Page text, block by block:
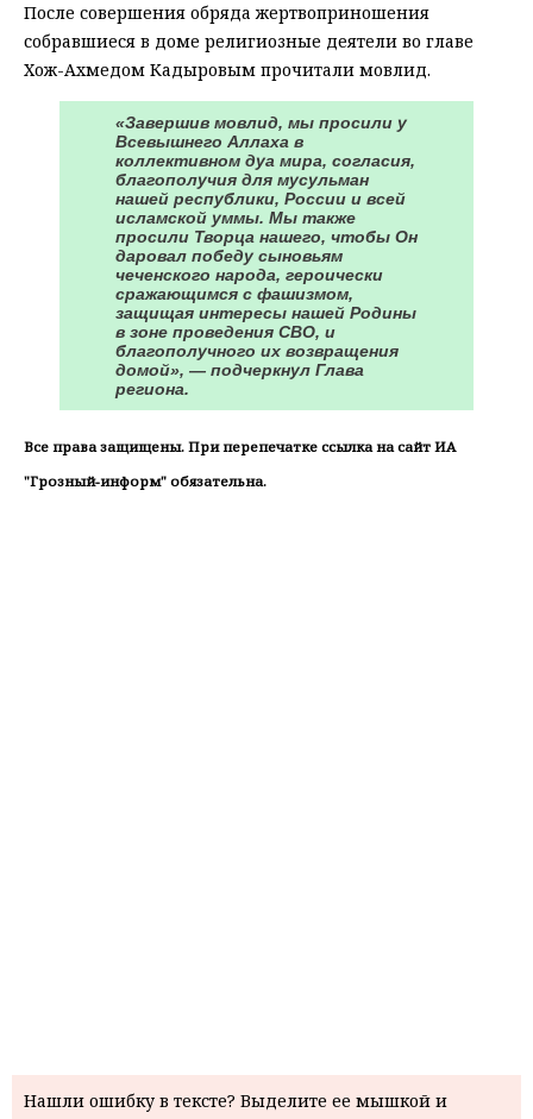
После совершения обряда жертвоприношения
собравшиеся в доме религиозные деятели во главе
Хож-Ахмедом Кадыровым прочитали мовлид.
«Завершив мовлид, мы просили у
Всевышнего Аллаха в
коллективном дуа мира, согласия,
благополучия для мусульман
нашей республики, России и всей
исламской уммы. Мы также
просили Творца нашего, чтобы Он
даровал победу сыновьям
чеченского народа, героически
сражающимся с фашизмом,
защищая интересы нашей Родины
в зоне проведения СВО, и
благополучного их возвращения
домой», — подчеркнул Глава
региона.
Все права защищены. При перепечатке ссылка на сайт ИА
"Грозный-информ" обязательна.
Нашли ошибку в тексте? Выделите ее мышкой и